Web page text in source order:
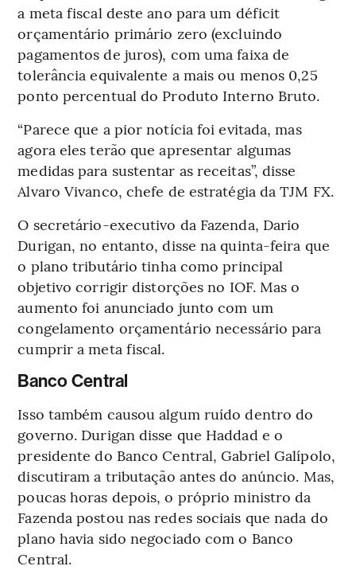
a meta fiscal deste ano para um déficit
orçamentário primário zero (excluindo
pagamentos de juros), com uma faixa de
tolerância equivalente a mais ou menos 0,25
ponto percentual do Produto Interno Bruto.
“Parece que a pior notícia foi evitada, mas
agora eles terão que apresentar algumas
medidas para sustentar as receitas”, disse
Alvaro Vivanco, chefe de estratégia da TJM FX.
O secretário-executivo da Fazenda, Dario
Durigan, no entanto, disse na quinta-feira que
o plano tributário tinha como principal
objetivo corrigir distorções no IOF. Mas o
aumento foi anunciado junto com um
congelamento orçamentário necessário para
cumprir a meta fiscal.
Banco Central
Isso também causou algum ruído dentro do
governo. Durigan disse que Haddad e o
presidente do Banco Central, Gabriel Galípolo,
discutiram a tributação antes do anúncio. Mas,
poucas horas depois, o próprio ministro da
Fazenda postou nas redes sociais que nada do
plano havia sido negociado com o Banco
Central.